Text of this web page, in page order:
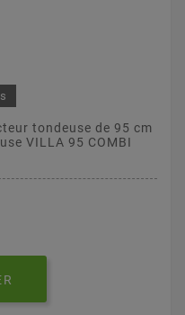
tondeuse de 95 cm
VILLA 95 COMBI